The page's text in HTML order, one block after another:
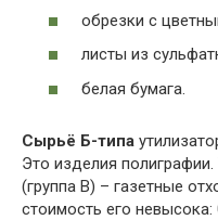
обрезки с
листы из
белая бумага.
Сырьё Б-типа
Это изделия
(группа В) – газетные
стоимость его невысока: